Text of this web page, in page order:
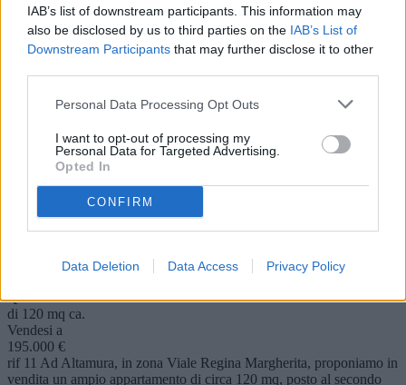
IAB’s list of downstream participants. This information may
also be disclosed by us to third parties on the IAB’s List of
Downstream Participants that may further disclose it to other
Personal Data Processing Opt Outs
I want to opt-out of processing my
Personal Data for Targeted Advertising.
Opted In
CONFIRM
Data Deletion Data Access Privacy Policy
Policoro lido
Policoro
di 50 mq ca.
135.000 €
rif 408 A pochi passi dalla splendida spiaggia di Policoro,
proponiamo in vendita una graziosa mansarda con ingresso
Visualizza dettaglio
Quadrilocale
di 120 mq ca.
Vendesi a
195.000 €
rif 11 Ad Altamura, in zona Viale Regina Margherita, proponiamo in
vendita un ampio appartamento di circa 120 mq, posto al secondo